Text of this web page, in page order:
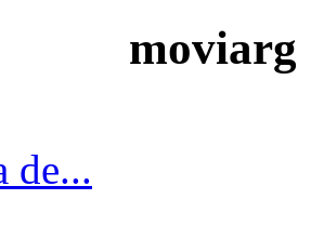
moviarg
de...